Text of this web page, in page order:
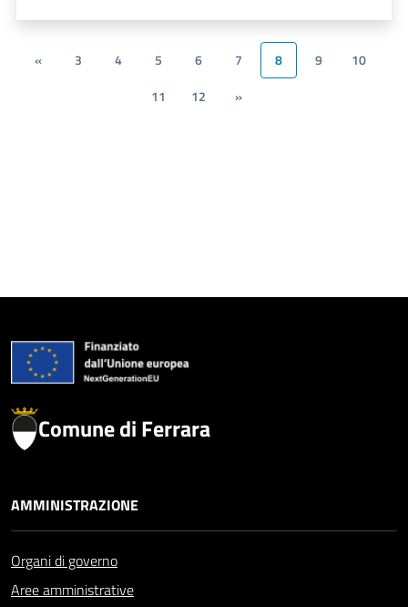
« 3 4 5 6 7 8 9
10
11
12 »
Comune di Ferrara
AMMINISTRAZIONE
Organi di governo
Aree amministrative